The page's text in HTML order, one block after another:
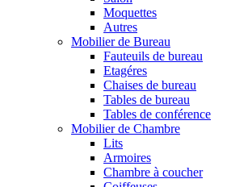
Moquettes
Autres
Mobilier de Bureau
Fauteuils de bureau
Etagéres
Chaises de bureau
Tables de bureau
Tables de conférence
Mobilier de Chambre
Lits
Armoires
Chambre à coucher